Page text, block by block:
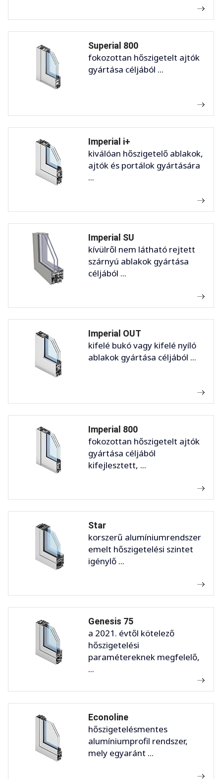
Superial 800
fokozottan hőszigetelt ajtók
gyártása céljából ...
Imperial i+
kiválóan hőszigetelő ablakok,
ajtók és portálok gyártására
...
Imperial SU
kívülről nem látható rejtett
szárnyú ablakok gyártása
céljából ...
Imperial OUT
kifelé bukó vagy kifelé nyíló
ablakok gyártása céljából ...
Imperial 800
fokozottan hőszigetelt ajtók
gyártása céljából
kifejlesztett, ...
Star
korszerű alumíniumrendszer
emelt hőszigetelési szintet
igénylő ...
Genesis 75
a 2021. évtől kötelező
hőszigetelési
paramétereknek megfelelő,
...
Econoline
hőszigetelésmentes
alumíniumprofil rendszer,
mely egyaránt ...